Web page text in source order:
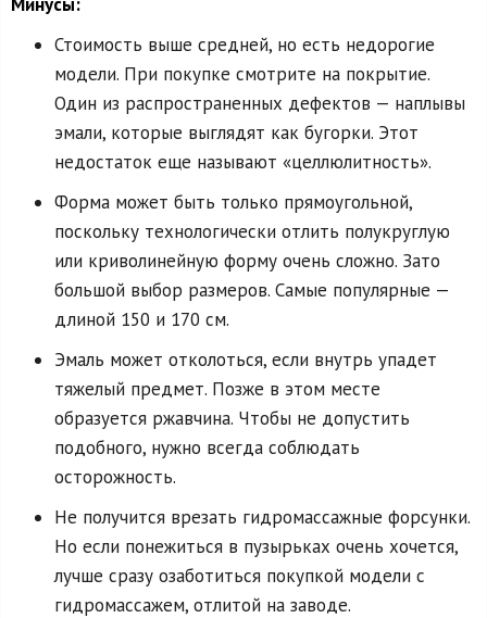
Стоимость выше средней, но есть недорогие
модели. При покупке смотрите на покрытие.
Один из распространенных дефектов — наплывы
эмали, которые выглядят как бугорки. Этот
недостаток еще называют «целлюлитность».
Форма может быть только прямоугольной,
поскольку технологически отлить полукруглую
или криволинейную форму очень сложно. Зато
большой выбор размеров. Самые популярные —
длиной 150 и 170 см.
Эмаль может отколоться, если внутрь упадет
тяжелый предмет. Позже в этом месте
образуется ржавчина. Чтобы не допустить
подобного, нужно всегда соблюдать
осторожность.
Не получится врезать гидромассажные форсунки.
Но если понежиться в пузырьках очень хочется,
лучше сразу озаботиться покупкой модели с
гидромассажем, отлитой на заводе.